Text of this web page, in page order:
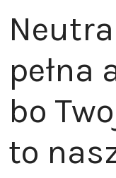
pełna
bo
to